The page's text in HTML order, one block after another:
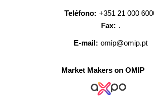
Teléfono: +351 21 000
Fax: .
E-mail: omip@omip.pt
Market Makers on OMIP